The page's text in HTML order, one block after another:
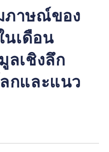
ภาษณ์ของ
นเดือน
ลเชิงลึก
กและแนว